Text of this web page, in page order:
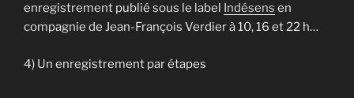
enregistrement publié sous le label Indésens en
compagnie de Jean-François Verdier à 10, 16 et 22 h…
4) Un enregistrement par étapes